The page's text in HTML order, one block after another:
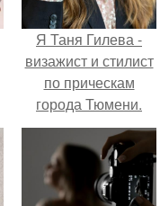
Я Таня Гилева -
визажист и стилист
по прическам
города Тюмени.